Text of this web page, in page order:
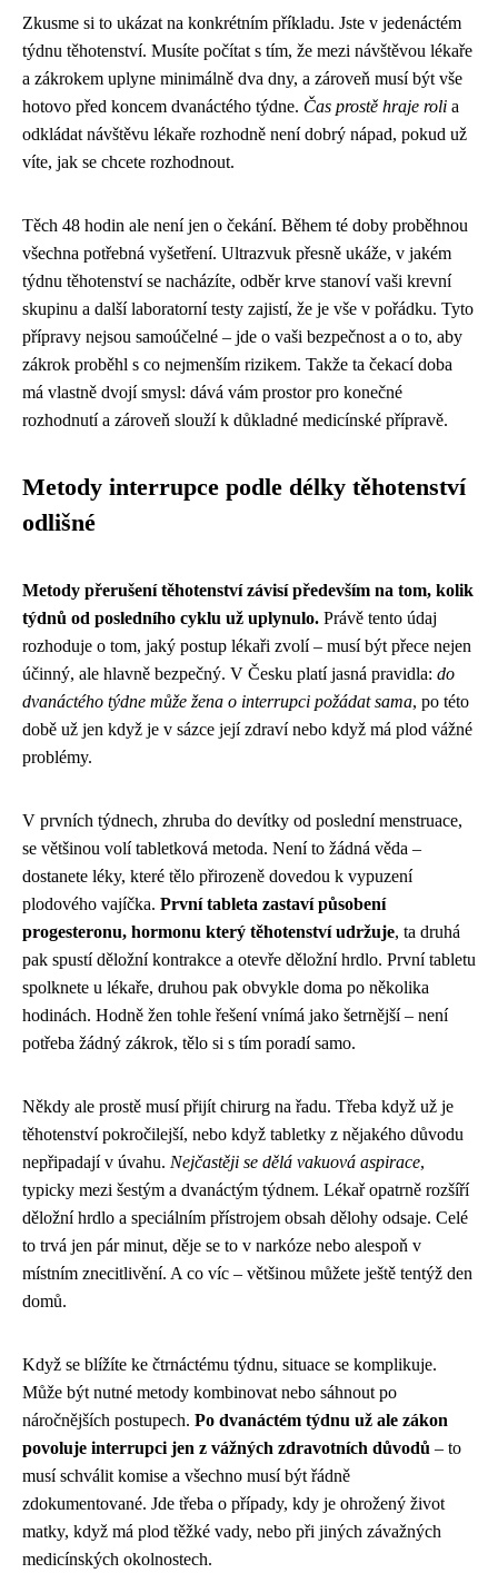
Zkusme si to ukázat na konkrétním příkladu. Jste v jedenáctém
týdnu těhotenství. Musíte počítat s tím, že mezi návštěvou lékaře
a zákrokem uplyne minimálně dva dny, a zároveň musí být vše
hotovo před koncem dvanáctého týdne. Čas prostě hraje roli a
odkládat návštěvu lékaře rozhodně není dobrý nápad, pokud už
víte, jak se chcete rozhodnout.
Těch 48 hodin ale není jen o čekání. Během té doby proběhnou
všechna potřebná vyšetření. Ultrazvuk přesně ukáže, v jakém
týdnu těhotenství se nacházíte, odběr krve stanoví vaši krevní
skupinu a další laboratorní testy zajistí, že je vše v pořádku. Tyto
přípravy nejsou samoúčelné – jde o vaši bezpečnost a o to, aby
zákrok proběhl s co nejmenším rizikem. Takže ta čekací doba
má vlastně dvojí smysl: dává vám prostor pro konečné
rozhodnutí a zároveň slouží k důkladné medicínské přípravě.
Metody interrupce podle délky těhotenství
odlišné
Metody přerušení těhotenství závisí především na tom, kolik
týdnů od posledního cyklu už uplynulo. Právě tento údaj
rozhoduje o tom, jaký postup lékaři zvolí – musí být přece nejen
účinný, ale hlavně bezpečný. V Česku platí jasná pravidla: do
dvanáctého týdne může žena o interrupci požádat sama, po této
době už jen když je v sázce její zdraví nebo když má plod vážné
problémy.
V prvních týdnech, zhruba do devítky od poslední menstruace,
se většinou volí tabletková metoda. Není to žádná věda –
dostanete léky, které tělo přirozeně dovedou k vypuzení
plodového vajíčka. První tableta zastaví působení
progesteronu, hormonu který těhotenství udržuje, ta druhá
pak spustí děložní kontrakce a otevře děložní hrdlo. První tabletu
spolknete u lékaře, druhou pak obvykle doma po několika
hodinách. Hodně žen tohle řešení vnímá jako šetrnější – není
potřeba žádný zákrok, tělo si s tím poradí samo.
Někdy ale prostě musí přijít chirurg na řadu. Třeba když už je
těhotenství pokročilejší, nebo když tabletky z nějakého důvodu
nepřipadají v úvahu. Nejčastěji se dělá vakuová aspirace,
typicky mezi šestým a dvanáctým týdnem. Lékař opatrně rozšíří
děložní hrdlo a speciálním přístrojem obsah dělohy odsaje. Celé
to trvá jen pár minut, děje se to v narkóze nebo alespoň v
místním znecitlivění. A co víc – většinou můžete ještě tentýž den
domů.
Když se blížíte ke čtrnáctému týdnu, situace se komplikuje.
Může být nutné metody kombinovat nebo sáhnout po
náročnějších postupech. Po dvanáctém týdnu už ale zákon
povoluje interrupci jen z vážných zdravotních důvodů – to
musí schválit komise a všechno musí být řádně
zdokumentované. Jde třeba o případy, kdy je ohrožený život
matky, když má plod těžké vady, nebo při jiných závažných
medicínských okolnostech.